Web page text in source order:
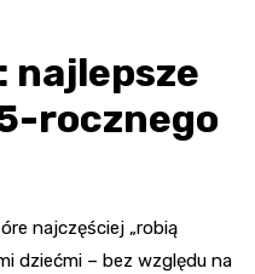
najlepsze
rocznego
najczęściej „robią
dziećmi – bez względu na